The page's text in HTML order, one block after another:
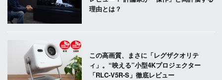
理由とは？
この高画質、まさに「レグザクオリテ
ィ」。“映える”小型4Kプロジェクター
「RLC-V5R-S」徹底レビュー